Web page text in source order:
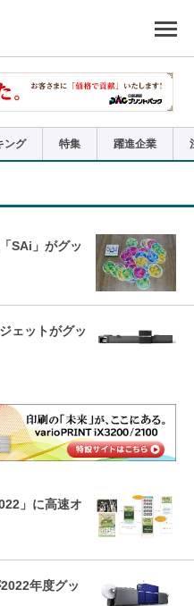
ング 特集 躍進企業
SAi」がグッ
ェットがグッ
」に高速オ
年度グッ